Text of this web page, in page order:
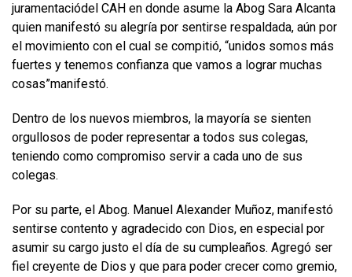
juramentaciódel CAH en donde asume la Abog Sara Alcanta
quien manifestó su alegría por sentirse respaldada, aún por
el movimiento con el cual se compitió, “unidos somos más
fuertes y tenemos confianza que vamos a lograr muchas
cosas”manifestó.
Dentro de los nuevos miembros, la mayoría se sienten
orgullosos de poder representar a todos sus colegas,
teniendo como compromiso servir a cada uno de sus
colegas.
Por su parte, el Abog. Manuel Alexander Muñoz, manifestó
sentirse contento y agradecido con Dios, en especial por
asumir su cargo justo el día de su cumpleaños. Agregó ser
fiel creyente de Dios y que para poder crecer como gremio,